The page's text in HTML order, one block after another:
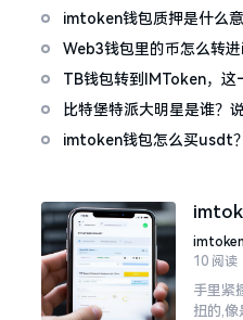
imtoken钱包质押是什么
Web3钱包里的币怎么转进
搞定
TB钱包转到IMToken，这
比特堡特派大明星是谁？
imtoken钱包怎么买usdt
用户
10 阅读
手里紧
扭的,像